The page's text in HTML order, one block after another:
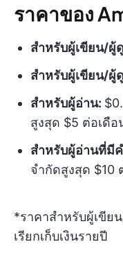
ราคาของ
สำหรับผู้เขียน/ผู้
สำหรับผู้เขียน/ผู้
สำหรับผู้อ่าน:
สูงสุด $5 ต่อเดือ
สำหรับผู้อ่านที่มี
จำกัดสูงสุด $10
*ราคาสำหรับผู้เขีย
เรียกเก็บเงินรายปี